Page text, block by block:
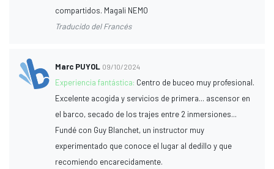
compartidos. Magali NEMO
Traducido del Francés
Marc PUYOL 09/10/2024
Experiencia fantástica: Centro de buceo muy profesional.
Excelente acogida y servicios de primera... ascensor en
el barco, secado de los trajes entre 2 inmersiones...
Fundé con Guy Blanchet, un instructor muy
experimentado que conoce el lugar al dedillo y que
recomiendo encarecidamente.